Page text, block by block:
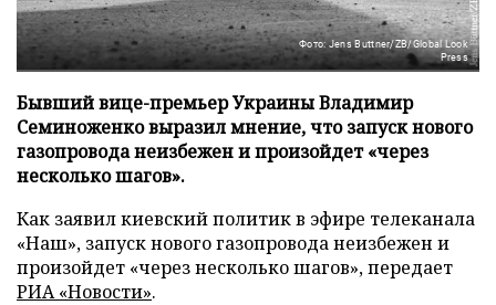
Фото: Jens Buttner/ZB/Global Look
Press
Бывший вице-премьер Украины Владимир
Семиноженко выразил мнение, что запуск нового
газопровода неизбежен и произойдет «через
несколько шагов».
Как заявил киевский политик в эфире телеканала
«Наш», запуск нового газопровода неизбежен и
произойдет «через несколько шагов», передает
РИА «Новости».